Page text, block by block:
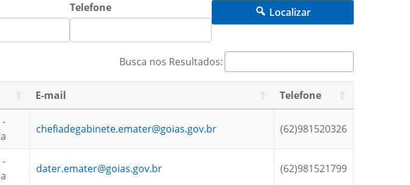
Telefone Localizar
Busca nos Resultados:
E-mail Telefone
-
chefiadegabinete.emater@goias.gov.br (62)981520326
-
dater.emater@goias.gov.br (62)981521799